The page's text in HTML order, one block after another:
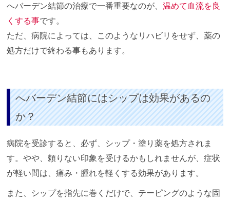
へバーデン結節の治療で一番重要なのが、 温めて血流を良
くする事です。
ただ、病院によっては、このようなリハビリをせず、薬の
処方だけで終わる事もあります。
へバーデン結節にはシップは効果があるの
か？
病院を受診すると、必ず、シップ・塗り薬を処方されま
す。やや、頼りない印象を受けるかもしれませんが、症状
が軽い間は、痛み・腫れを軽くする効果があります。
また、シップを指先に巻くだけで、テーピングのような固